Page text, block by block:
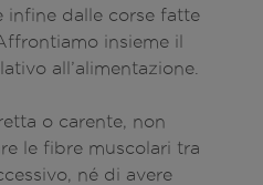
infine dalle corse fatte
insieme il
all’alimentazione.
o carente, non
le fibre muscolari tra
né di avere